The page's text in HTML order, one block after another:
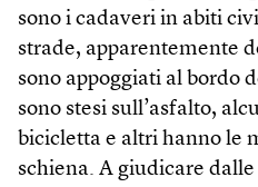
sono i cadaveri in abiti
strade, apparentemente
sono appoggiati al bordo
sono stesi sull’asfalto,
bicicletta e altri hanno le
schiena. A giudicare